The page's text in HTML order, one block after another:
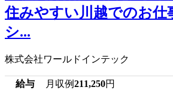
住みやすい川越でのお仕
シ...
株式会社ワールドインテック
給与 月収例211,250円